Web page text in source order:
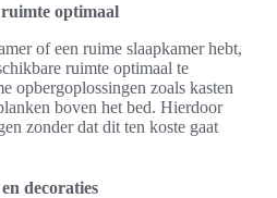
optimaal
of een ruime slaapkamer hebt,
ruimte optimaal te
opbergoplossingen zoals kasten
boven het bed. Hierdoor
zonder dat dit ten koste gaat
decoraties